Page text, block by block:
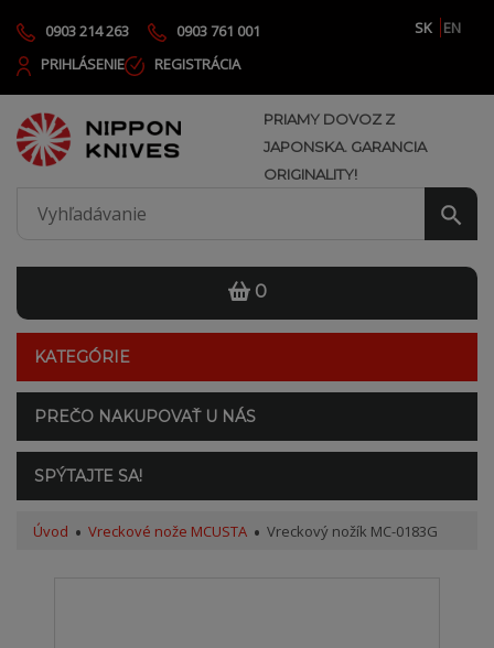
0903 214 263 0903 761 001 SK
EN
PRIHLÁSENIE
REGISTRÁCIA
PRIAMY DOVOZ Z
JAPONSKA. GARANCIA
ORIGINALITY!
0
KATEGÓRIE
PREČO NAKUPOVAŤ U NÁS
SPÝTAJTE SA!
Úvod Vreckové nože MCUSTA Vreckový nožík MC-0183G